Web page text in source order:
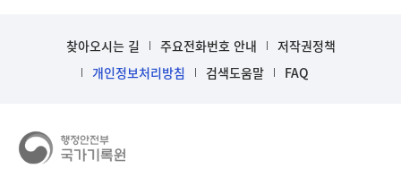
찾아오시는 길 주요전화번호 안내
저작권정책
개인정보처리방침
검색도움말 FAQ